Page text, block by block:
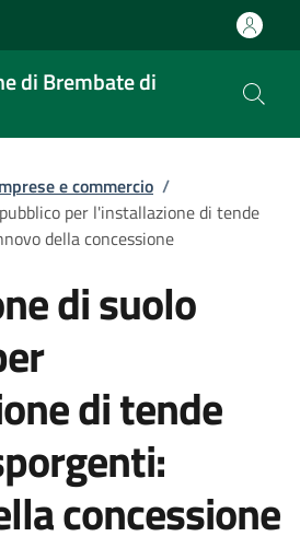
di Brembate di
e commercio /
per l'installazione di tende
della concessione
di suolo
di tende
concessione